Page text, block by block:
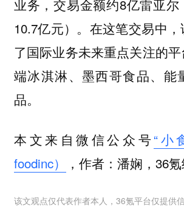
业务，交易金额约8亿雷亚尔
10.7亿元）。在这笔交易中
了国际业务未来重点关注的
端冰淇淋、墨西哥食品、能
品。
本文来自微信公众号“小
foodinc）
，作者：潘娴，36氪
该文观点仅代表作者本人，36氪平台仅提供